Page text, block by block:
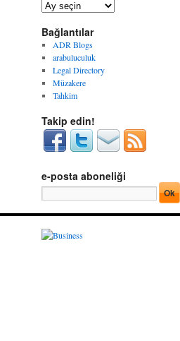
o
r
i
l
e
r
A
ş
i
v
l
e
r
Bağlantılar
ADR Blogs
arabuluculuk
Legal Directory
Müzakere
Tahkim
Takip edin!
e-posta aboneliği